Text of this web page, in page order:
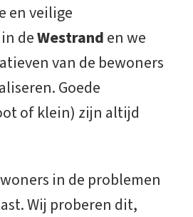
en veilige
deWestranden we
van de bewoners
Goede
of klein) zijn altijd
in de problemen
Wij proberen dit,